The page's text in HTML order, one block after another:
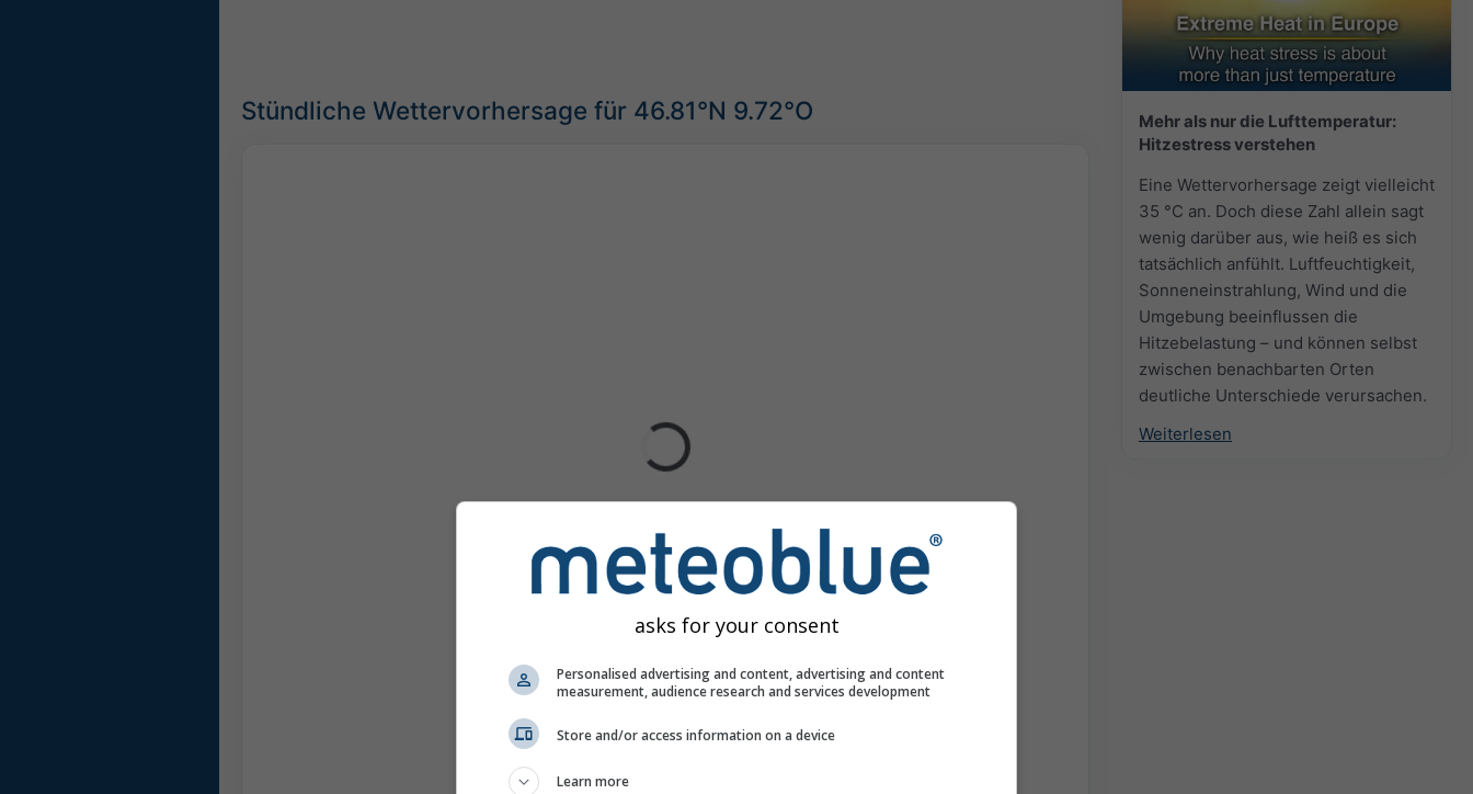
Mehr als nur die Lufttemperatur:
Hitzestress verstehen
Eine Wettervorhersage zeigt vielleicht
35 °C an. Doch diese Zahl allein sagt
wenig darüber aus, wie heiß es sich
tatsächlich anfühlt. Luftfeuchtigkeit,
Sonneneinstrahlung, Wind und die
Umgebung beeinflussen die
Hitzebelastung – und können selbst
zwischen benachbarten Orten
deutliche Unterschiede verursachen.
Weiterlesen
Stündliche Wettervorhersage für 46.81°N 9.72°O
asks for your consent
Personalised advertising and content, advertising and content
measurement, audience research and services development
Store and/or access information on a device
Learn more